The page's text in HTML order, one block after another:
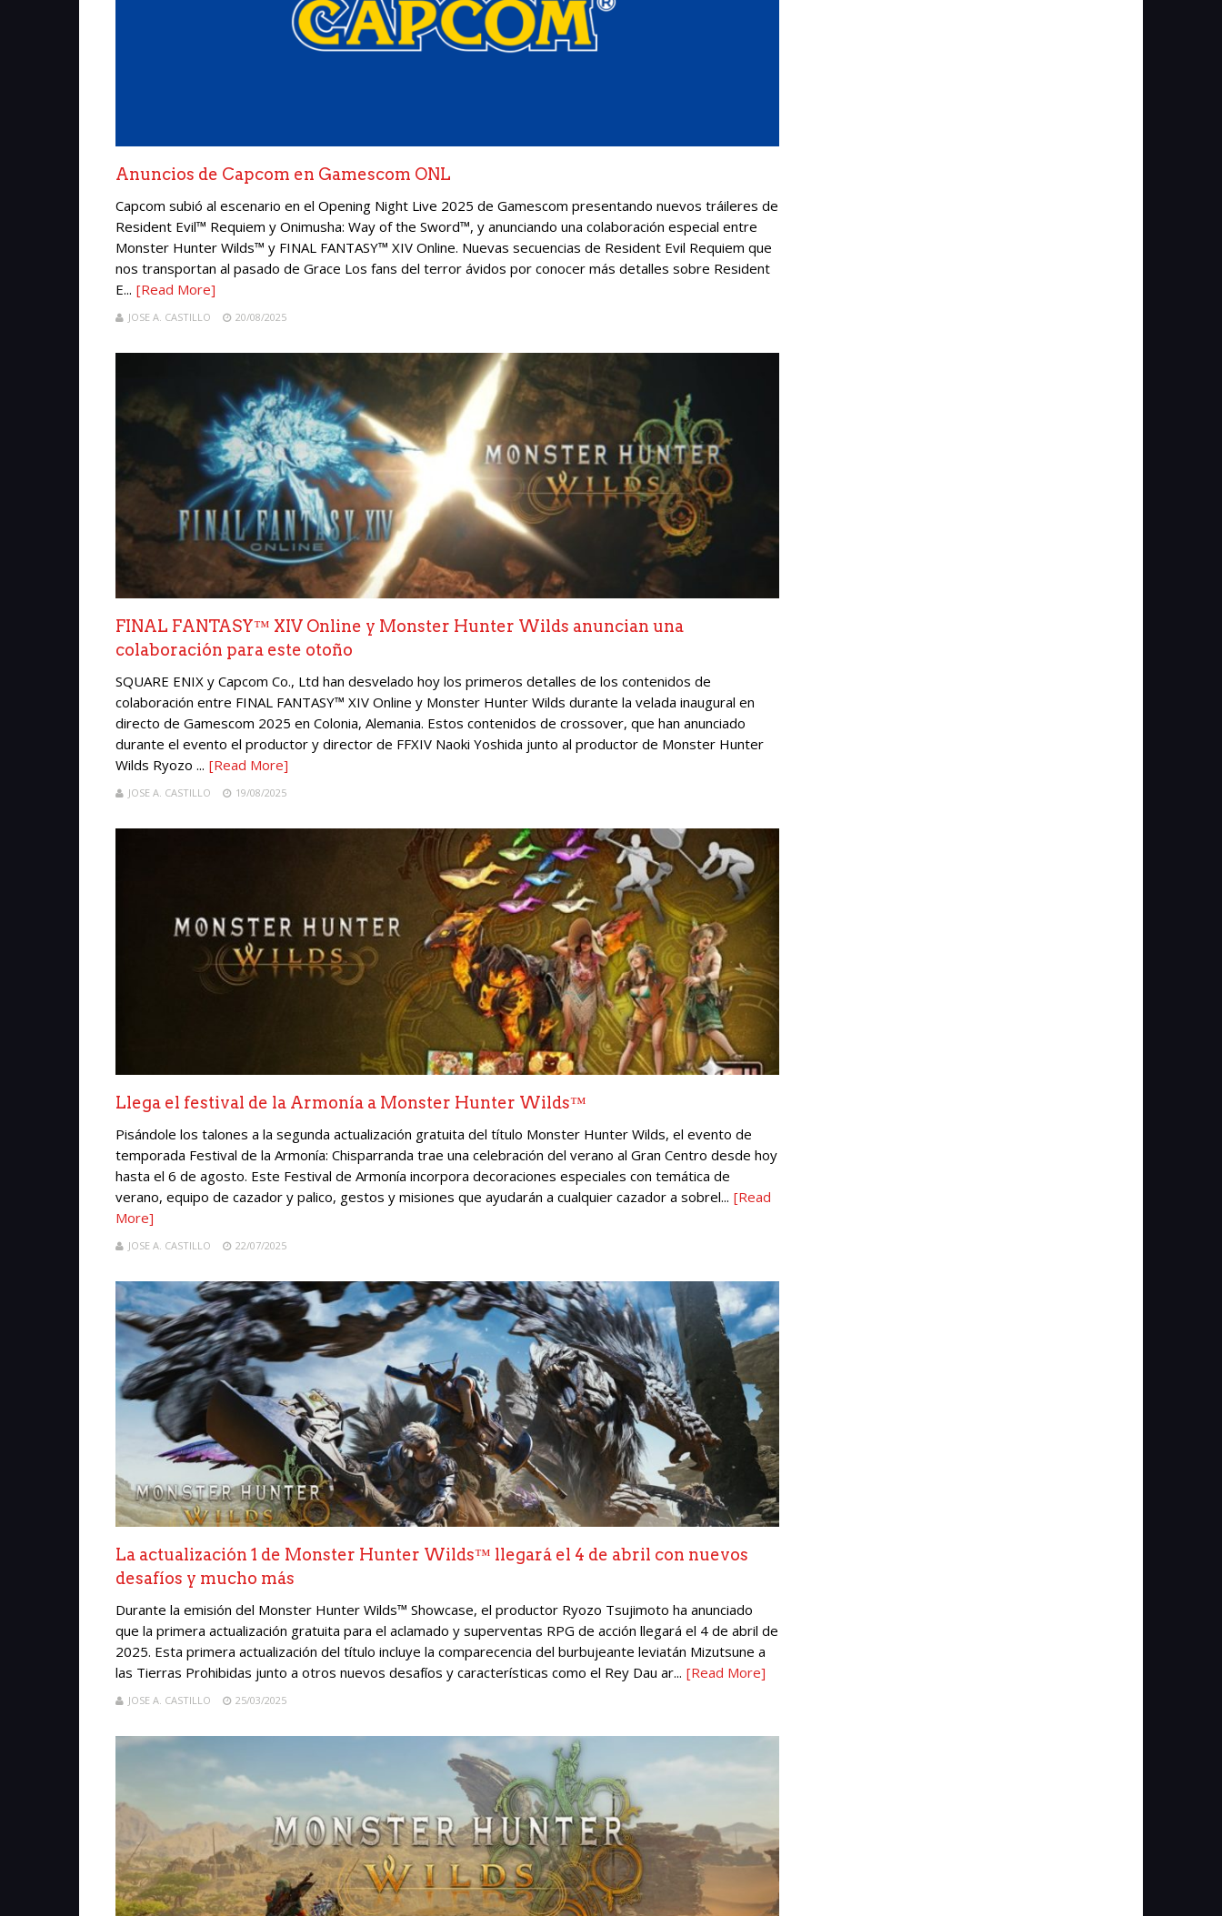
Anuncios de Capcom en Gamescom ONL
Capcom subió al escenario en el Opening Night Live 2025 de Gamescom presentando nuevos tráileres de
Resident Evil™ Requiem y Onimusha: Way of the Sword™, y anunciando una colaboración especial entre
Monster Hunter Wilds™ y FINAL FANTASY™ XIV Online. Nuevas secuencias de Resident Evil Requiem que
nos transportan al pasado de Grace Los fans del terror ávidos por conocer más detalles sobre Resident
E... [Read More]
JOSE A. CASTILLO 20/08/2025
FINAL FANTASY™ XIV Online y Monster Hunter Wilds anuncian una
colaboración para este otoño
SQUARE ENIX y Capcom Co., Ltd han desvelado hoy los primeros detalles de los contenidos de
colaboración entre FINAL FANTASY™ XIV Online y Monster Hunter Wilds durante la velada inaugural en
directo de Gamescom 2025 en Colonia, Alemania. Estos contenidos de crossover, que han anunciado
durante el evento el productor y director de FFXIV Naoki Yoshida junto al productor de Monster Hunter
Wilds Ryozo ... [Read More]
JOSE A. CASTILLO 19/08/2025
Llega el festival de la Armonía a Monster Hunter Wilds™
Pisándole los talones a la segunda actualización gratuita del título Monster Hunter Wilds, el evento de
temporada Festival de la Armonía: Chisparranda trae una celebración del verano al Gran Centro desde hoy
hasta el 6 de agosto. Este Festival de Armonía incorpora decoraciones especiales con temática de
verano, equipo de cazador y palico, gestos y misiones que ayudarán a cualquier cazador a sobrel... [Read
More]
JOSE A. CASTILLO 22/07/2025
La actualización 1 de Monster Hunter Wilds™ llegará el 4 de abril con nuevos
desafíos y mucho más
Durante la emisión del Monster Hunter Wilds™ Showcase, el productor Ryozo Tsujimoto ha anunciado
que la primera actualización gratuita para el aclamado y superventas RPG de acción llegará el 4 de abril de
2025. Esta primera actualización del título incluye la comparecencia del burbujeante leviatán Mizutsune a
las Tierras Prohibidas junto a otros nuevos desafíos y características como el Rey Dau ar... [Read More]
JOSE A. CASTILLO 25/03/2025